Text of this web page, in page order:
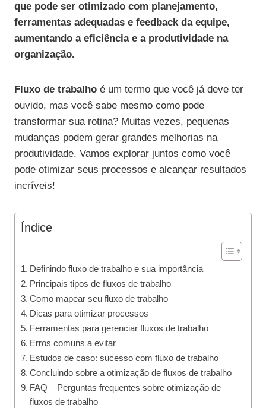
que pode ser otimizado com planejamento,
ferramentas adequadas e feedback da equipe,
aumentando a eficiência e a produtividade na
organização.
Fluxo de trabalho é um termo que você já deve ter
ouvido, mas você sabe mesmo como pode
transformar sua rotina? Muitas vezes, pequenas
mudanças podem gerar grandes melhorias na
produtividade. Vamos explorar juntos como você
pode otimizar seus processos e alcançar resultados
incríveis!
Índice
Definindo fluxo de trabalho e sua importância
Principais tipos de fluxos de trabalho
Como mapear seu fluxo de trabalho
Dicas para otimizar processos
Ferramentas para gerenciar fluxos de trabalho
Erros comuns a evitar
Estudos de caso: sucesso com fluxo de trabalho
Concluindo sobre a otimização de fluxos de trabalho
FAQ – Perguntas frequentes sobre otimização de
fluxos de trabalho